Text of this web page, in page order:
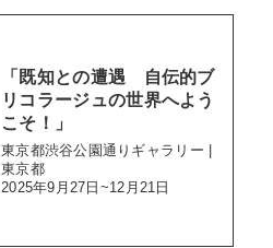
「既知との遭遇 自伝的ブ
リコラージュの世界へよう
こそ！」
東京都渋谷公園通りギャラリー |
東京都
2025年9月27日~12月21日